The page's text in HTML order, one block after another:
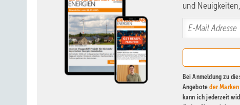
und
Bei Anmeldung zu
Angeboteder
kann ich jederzeit